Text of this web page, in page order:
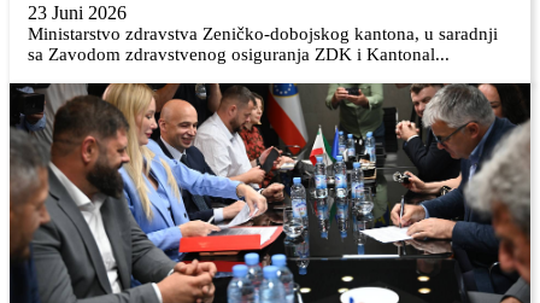
23 Juni 2026
Ministarstvo zdravstva Zeničko-dobojskog kantona, u saradnji
sa Zavodom zdravstvenog osiguranja ZDK i Kantonal...